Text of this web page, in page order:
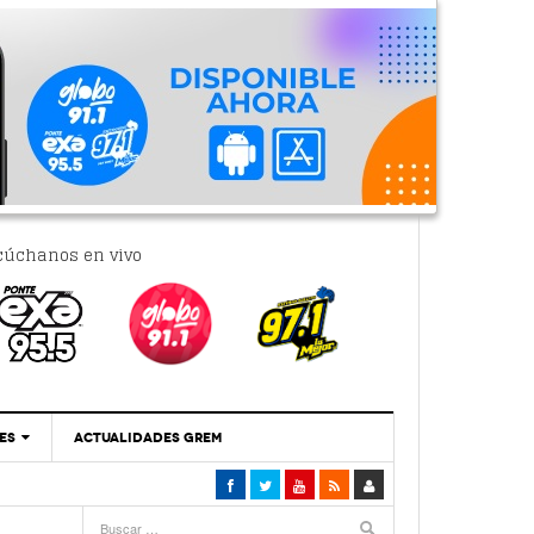
en vivo
‘Se Vale Soñar Con Una Contraloría Ciudadana’
ACTUALIDADES GREM